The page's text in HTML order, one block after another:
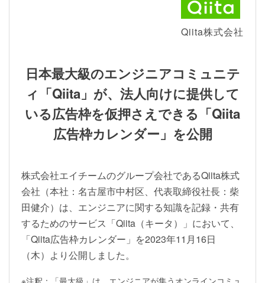
Qiita株式会社
日本最大級のエンジニアコミュニテ
ィ「Qiita」が、法人向けに提供して
いる広告枠を仮押さえできる「Qiita
広告枠カレンダー」を公開
株式会社エイチームのグループ会社であるQiita株式
会社（本社：名古屋市中村区、代表取締役社長：柴
田健介）は、エンジニアに関する知識を記録・共有
するためのサービス「Qiita（キータ）」において、
「Qiita広告枠カレンダー」を2023年11月16日
（木）より公開しました。
※注釈：「最大級」は、エンジニアが集うオンラインコミュ